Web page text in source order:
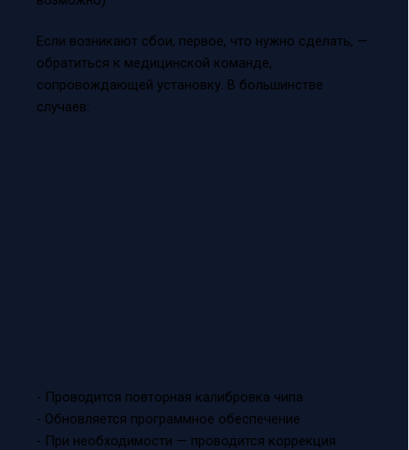
Если возникают сбои, первое, что нужно сделать, —
обратиться к медицинской команде,
сопровождающей установку. В большинстве
случаев:
- Проводится повторная калибровка чипа
- Обновляется программное обеспечение
- При необходимости — проводится коррекция